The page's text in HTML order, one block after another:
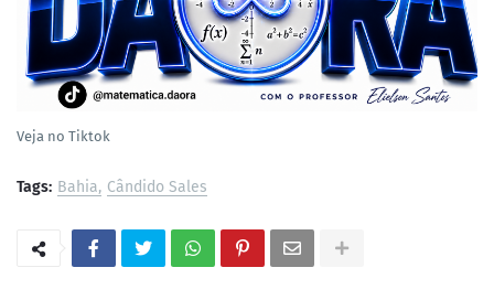
Veja no Tiktok
Tags: Bahia Cândido Sales